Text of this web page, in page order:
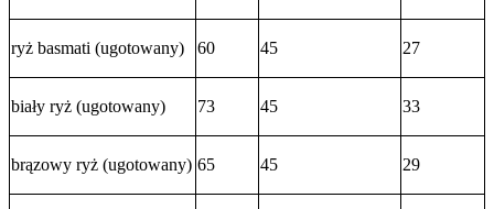
ryż basmati (ugotowany) 60 45 27
biały ryż (ugotowany) 73 45 33
brązowy ryż (ugotowany) 65 45 29